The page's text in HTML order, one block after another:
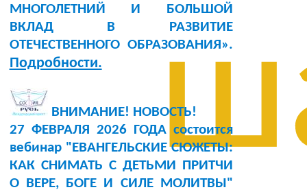
МНОГОЛЕТНИЙ И БОЛЬШОЙ
ВКЛАД В РАЗВИТИЕ
ОТЕЧЕСТВЕННОГО ОБРАЗОВАНИЯ».
Подробности.
ВНИМАНИЕ! НОВОСТЬ!
27 ФЕВРАЛЯ 2026 ГОДА состоится
вебинар "ЕВАНГЕЛЬСКИЕ СЮЖЕТЫ:
КАК СНИМАТЬ С ДЕТЬМИ ПРИТЧИ
О ВЕРЕ, БОГЕ И СИЛЕ МОЛИТВЫ"